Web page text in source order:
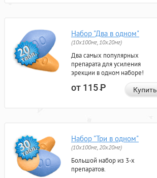
Набор "Два в одном"
(10x100мг, 10x20мг)
Два самых популярных
препарата для усиления
эрекции в одном наборе!
от 115Р Купить
Набор "Три в одном"
(10x100мг, 20x20мг)
Большой набор из 3-х
препаратов.